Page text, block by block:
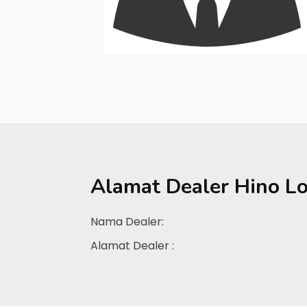
Alamat Dealer Hino
Nama Dealer:
Alamat Dealer :